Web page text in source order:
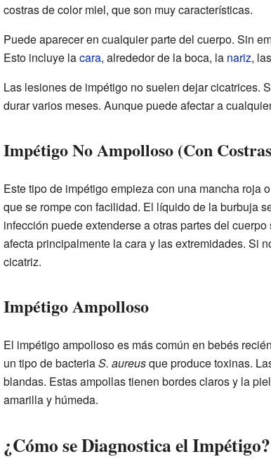
costras de color miel, que son muy características.
Puede aparecer en cualquier parte del cuerpo. Sin
Esto incluye lacara, alrededor de la boca, la nariz, las
Las lesiones de impétigo no suelen dejar cicatrices.
durar varios meses. Aunque puede afectar a
Impétigo No Ampolloso (Con
Este tipo de impétigo empieza con una mancha roja
que se rompe con facilidad. El líquido de la burbuja
infección puede extenderse a otras partes del
afecta principalmente la cara y las extremidades. Si
cicatriz.
Impétigo Ampolloso
El impétigo ampolloso es más común en bebés
un tipo de bacteriaS. aureusque produce toxinas.
blandas. Estas ampollas tienen bordes claros y la
amarilla y húmeda.
¿Cómo se Diagnostica el Impétigo?